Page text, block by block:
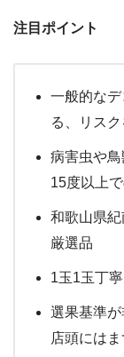
注目ポイント
一般的な
る、リス
病害虫や
15度以上
和歌山県
厳選品
1玉1玉丁
選果基準
店頭には